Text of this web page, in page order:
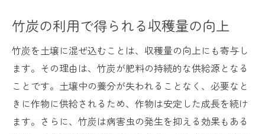
竹炭の利用で得られる収穫量の向上
竹炭を土壌に混ぜ込むことは、収穫量の向上にも寄与し
ます。その理由は、竹炭が肥料の持続的な供給源となる
ことです。土壌中の養分が失われることなく、必要なと
きに作物に供給されるため、作物は安定した成長を続け
ます。さらに、竹炭は病害虫の発生を抑える効果もある